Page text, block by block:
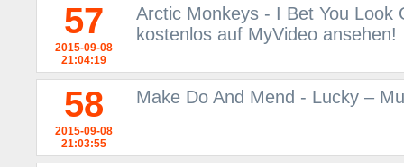
57
2015-09-08
21:04:19
Arctic Monkeys - I Bet You Look
kostenlos auf MyVideo ansehen!
58
2015-09-08
21:03:55
Make Do And Mend - Lucky –